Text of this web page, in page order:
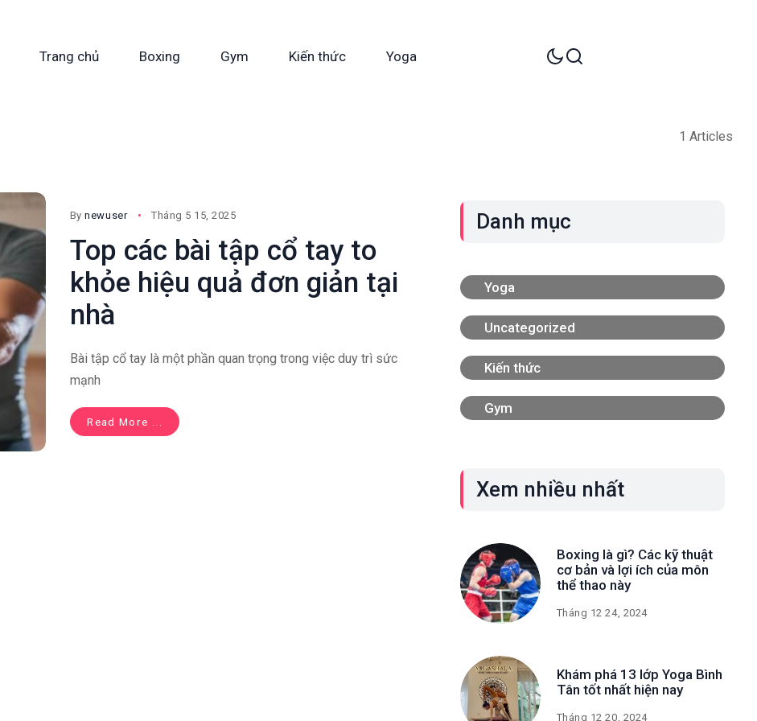
Trang chủ Boxing Gym Kiến thức Yoga
1 Articles
Bynewuser Tháng 5 15, 2025
Top các bài tập cổ tay to
khỏe hiệu quả đơn giản tại
nhà
Bài tập cổ tay là một phần quan trọng trong việc duy trì sức
mạnh
Read More ...
Danh mục
Yoga
Uncategorized
Kiến thức
Gym
Xem nhiều nhất
Boxing là gì? Các kỹ thuật
cơ bản và lợi ích của môn
thể thao này
Tháng 12 24, 2024
Khám phá 13 lớp Yoga Bình
Tân tốt nhất hiện nay
Tháng 12 20, 2024